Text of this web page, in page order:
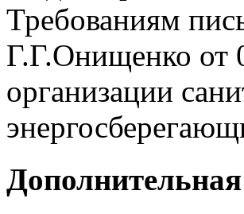
Требованиям
Г.Г.Онищенко от
организации